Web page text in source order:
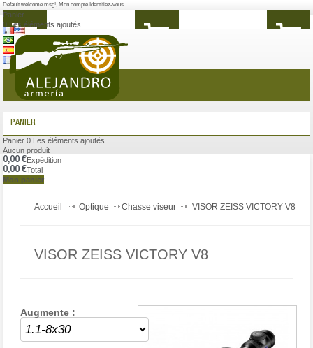
Default welcome msg!, Mon compte Identifiez-vous
Panier
0 Les éléments ajoutés
MENU
PANIER
Panier 0 Les éléments ajoutés
Aucun produit
0,00 €Expédition
0,00 €Total
Mon panier
Accueil Optique Chasse viseur VISOR ZEISS VICTORY V8
VISOR ZEISS VICTORY V8
Augmente :